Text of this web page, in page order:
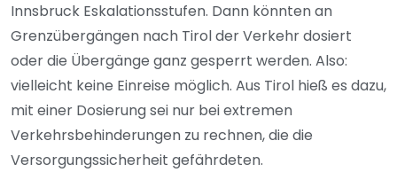
Innsbruck Eskalationsstufen. Dann könnten an
Grenzübergängen nach Tirol der Verkehr dosiert
oder die Übergänge ganz gesperrt werden. Also:
vielleicht keine Einreise möglich. Aus Tirol hieß es dazu,
mit einer Dosierung sei nur bei extremen
Verkehrsbehinderungen zu rechnen, die die
Versorgungssicherheit gefährdeten.